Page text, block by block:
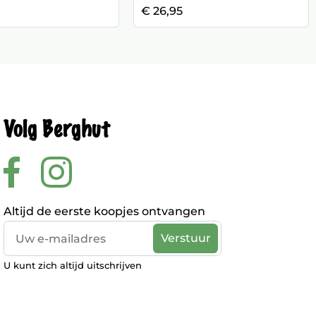
€ 26,95
Volg Berghut
Altijd de eerste koopjes ontvangen
U kunt zich altijd uitschrijven